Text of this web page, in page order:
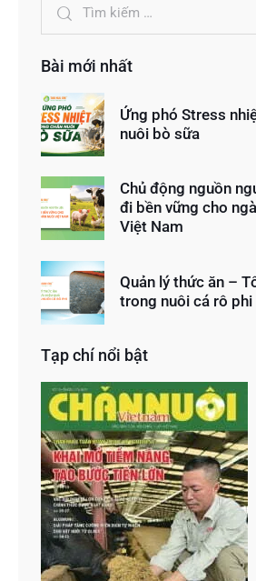
Bài mới nhất
Ứng phó Stress
nuôi bò sữa
Chủ động nguồn
đi bền vững cho
Việt Nam
Quản lý thức ăn –
trong nuôi cá rô phi
Tạp chí nổi bật